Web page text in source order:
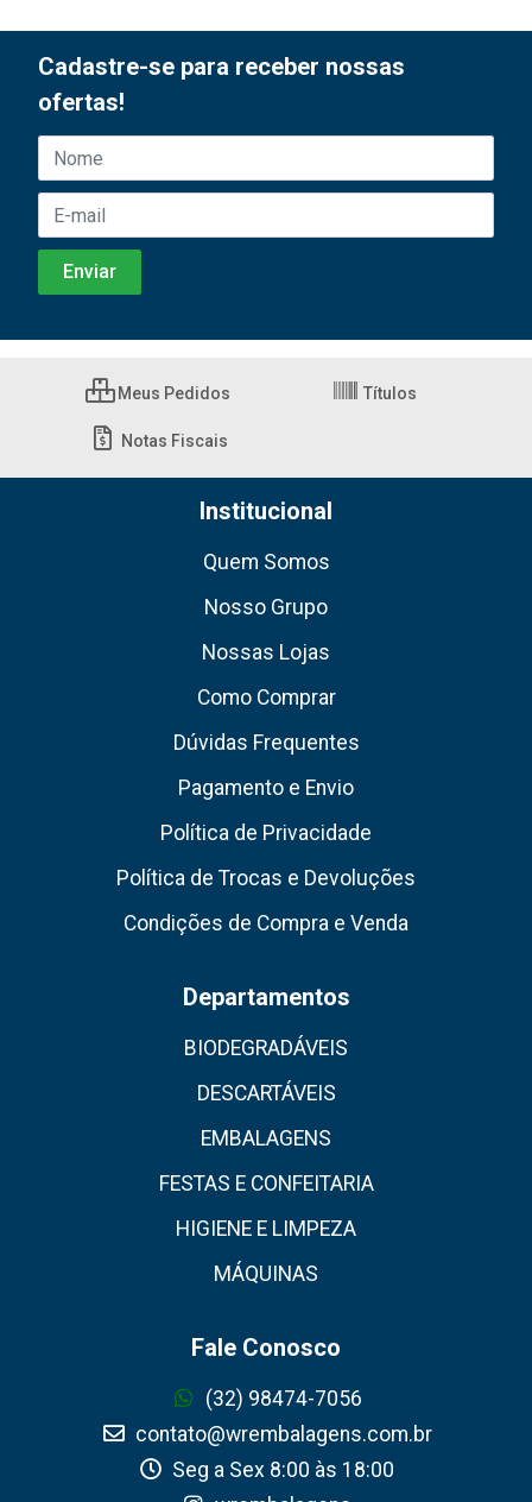
Cadastre-se para receber nossas
ofertas!
Meus Pedidos Títulos
Notas Fiscais
Institucional
Quem Somos
Nosso Grupo
Nossas Lojas
Como Comprar
Dúvidas Frequentes
Pagamento e Envio
Política de Privacidade
Política de Trocas e Devoluções
Condições de Compra e Venda
Departamentos
BIODEGRADÁVEIS
DESCARTÁVEIS
EMBALAGENS
FESTAS E CONFEITARIA
HIGIENE E LIMPEZA
MÁQUINAS
Fale Conosco
(32) 98474-7056
contato@wrembalagens.com.br
Seg a Sex 8:00 às 18:00